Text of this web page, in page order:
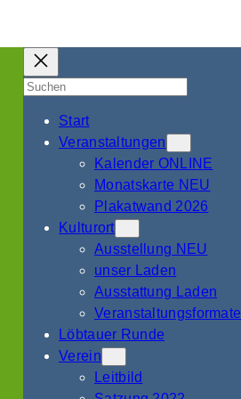
Suchen
Start
Veranstaltungen
Kalender ONLINE
Monatskarte NEU
Plakatwand 2026
Kulturort
Ausstellung NEU
unser Laden
Ausstattung Laden
Veranstaltungsformate
Löbtauer Runde
Verein
Leitbild